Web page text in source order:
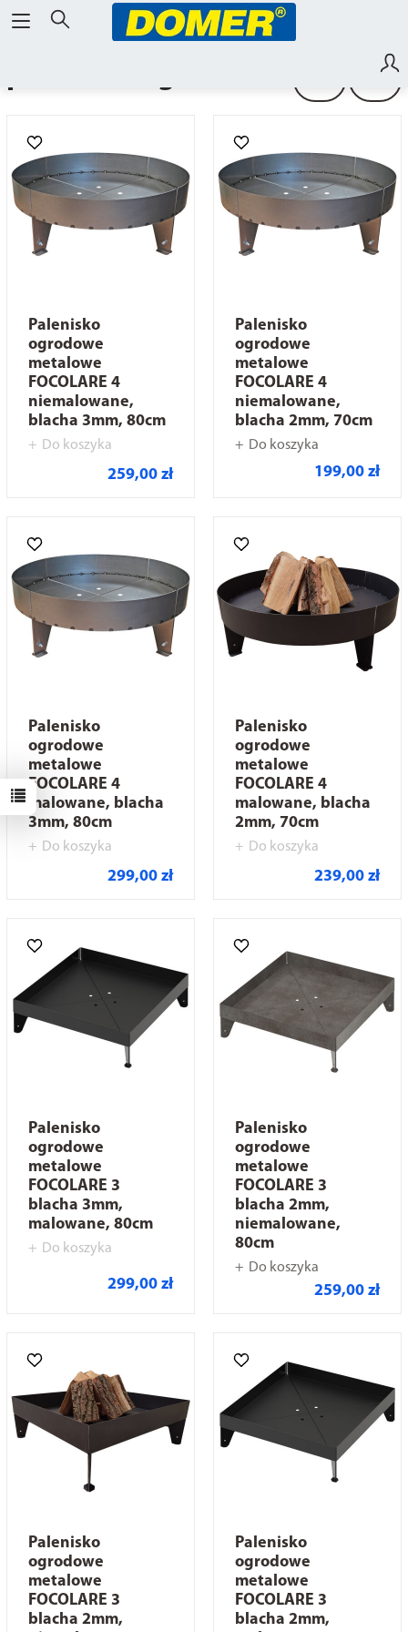
Palenisko
ogrodowe
metalowe
FOCOLARE 4
niemalowane,
blacha 3mm, 80cm
Do koszyka
259,00 zł
Palenisko
ogrodowe
metalowe
FOCOLARE 4
niemalowane,
blacha 2mm, 70cm
Do koszyka
199,00 zł
Palenisko
ogrodowe
metalowe
FOCOLARE 4
malowane, blacha
3mm, 80cm
Do koszyka
299,00 zł
Palenisko
ogrodowe
metalowe
FOCOLARE 4
malowane, blacha
2mm, 70cm
Do koszyka
239,00 zł
Palenisko
ogrodowe
metalowe
FOCOLARE 3
blacha 3mm,
malowane, 80cm
Do koszyka
299,00 zł
Palenisko
ogrodowe
metalowe
FOCOLARE 3
blacha 2mm,
niemalowane,
80cm
Do koszyka
259,00 zł
Palenisko
ogrodowe
metalowe
FOCOLARE 3
blacha 2mm,
Palenisko
ogrodowe
metalowe
FOCOLARE 3
blacha 2mm,